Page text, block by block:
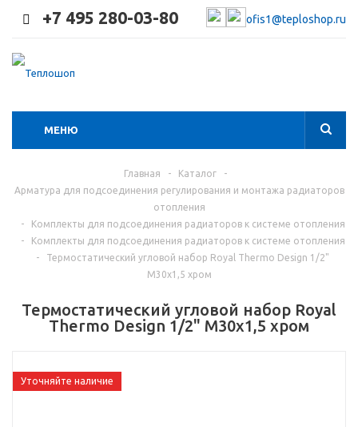
+7 495 280-03-80 ofis1@teploshop.ru
МЕНЮ
Главная - Каталог
-
Арматура для подсоединения регулирования и монтажа радиаторов
отопления
-
Комплекты для подсоединения радиаторов к системе отопления
-
Комплекты для подсоединения радиаторов к системе отопления
-
Термостатический угловой набор Royal Thermo Design 1/2"
М30х1,5 хром
Термостатический угловой набор Royal
Thermo Design 1/2" М30х1,5 хром
Уточняйте наличие